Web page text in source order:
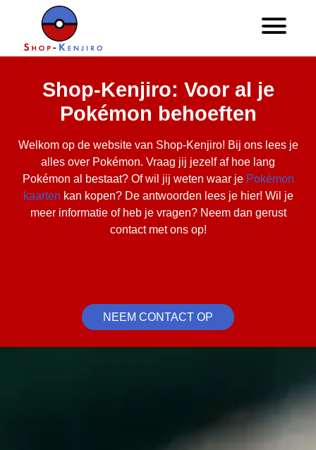
Shop-Kenjiro: Voor al je
Pokémon behoeften
Welkom op de website van Shop-Kenjiro! Bij ons lees je
alles over Pokémon. Vraag jij jezelf af hoe lang
Pokémon al bestaat? Of wil jij weten waar je Pokémon
kaarten kan kopen? De antwoorden lees je hier! Wil je
meer informatie of heb je vragen? Neem dan gerust
contact met ons op!
NEEM CONTACT OP